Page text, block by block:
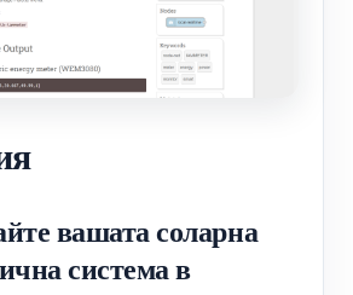
вашата соларна
система в